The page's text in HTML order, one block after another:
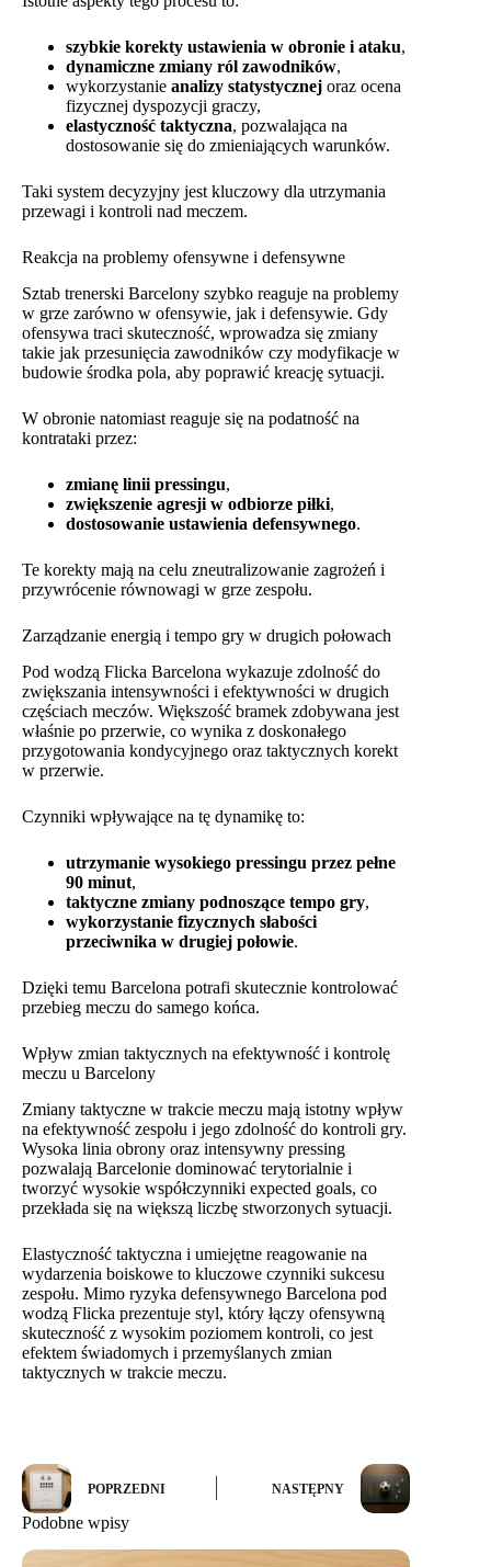
szybkie korekty ustawienia w obronie i ataku,
dynamiczne zmiany ról zawodników,
wykorzystanie analizy statystycznej oraz ocena
fizycznej dyspozycji graczy,
elastyczność taktyczna, pozwalająca na
dostosowanie się do zmieniających warunków.
Taki system decyzyjny jest kluczowy dla utrzymania
przewagi i kontroli nad meczem.
Reakcja na problemy ofensywne i defensywne
Sztab trenerski Barcelony szybko reaguje na problemy
w grze zarówno w ofensywie, jak i defensywie. Gdy
ofensywa traci skuteczność, wprowadza się zmiany
takie jak przesunięcia zawodników czy modyfikacje w
budowie środka pola, aby poprawić kreację sytuacji.
W obronie natomiast reaguje się na podatność na
kontrataki przez:
zmianę linii pressingu,
zwiększenie agresji w odbiorze piłki,
dostosowanie ustawienia defensywnego.
Te korekty mają na celu zneutralizowanie zagrożeń i
przywrócenie równowagi w grze zespołu.
Zarządzanie energią i tempo gry w drugich połowach
Pod wodzą Flicka Barcelona wykazuje zdolność do
zwiększania intensywności i efektywności w drugich
częściach meczów. Większość bramek zdobywana jest
właśnie po przerwie, co wynika z doskonałego
przygotowania kondycyjnego oraz taktycznych korekt
w przerwie.
Czynniki wpływające na tę dynamikę to:
utrzymanie wysokiego pressingu przez pełne
90 minut,
taktyczne zmiany podnoszące tempo gry,
wykorzystanie fizycznych słabości
przeciwnika w drugiej połowie.
Dzięki temu Barcelona potrafi skutecznie kontrolować
przebieg meczu do samego końca.
Wpływ zmian taktycznych na efektywność i kontrolę
meczu u Barcelony
Zmiany taktyczne w trakcie meczu mają istotny wpływ
na efektywność zespołu i jego zdolność do kontroli gry.
Wysoka linia obrony oraz intensywny pressing
pozwalają Barcelonie dominować terytorialnie i
tworzyć wysokie współczynniki expected goals, co
przekłada się na większą liczbę stworzonych sytuacji.
Elastyczność taktyczna i umiejętne reagowanie na
wydarzenia boiskowe to kluczowe czynniki sukcesu
zespołu. Mimo ryzyka defensywnego Barcelona pod
wodzą Flicka prezentuje styl, który łączy ofensywną
skuteczność z wysokim poziomem kontroli, co jest
efektem świadomych i przemyślanych zmian
taktycznych w trakcie meczu.
POPRZEDNI NASTĘPNY
Podobne wpisy